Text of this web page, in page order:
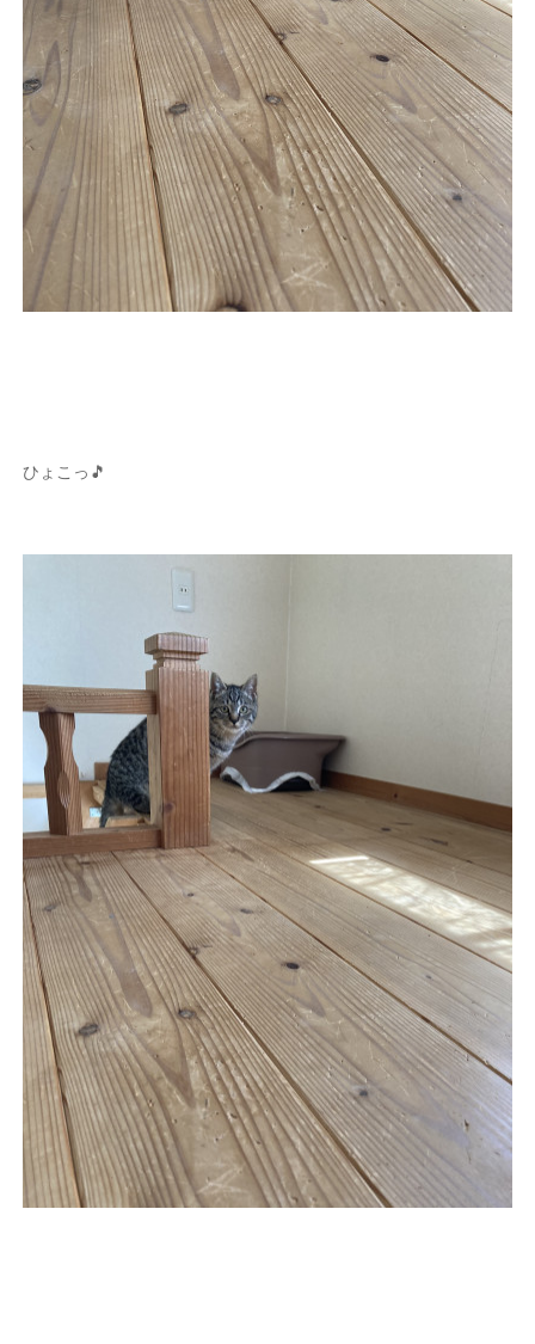
ひょこっ🎵